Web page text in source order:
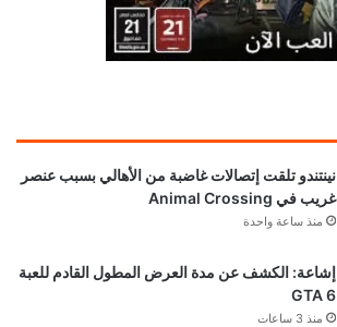
نينتندو تلقت إتصالات غاضبة من الأهالي بسبب عنصر
غريب في Animal Crossing
منذ ساعة واحدة
إشاعة: الكشف عن مدة العرض المطول القادم للعبة
GTA 6
منذ 3 ساعات